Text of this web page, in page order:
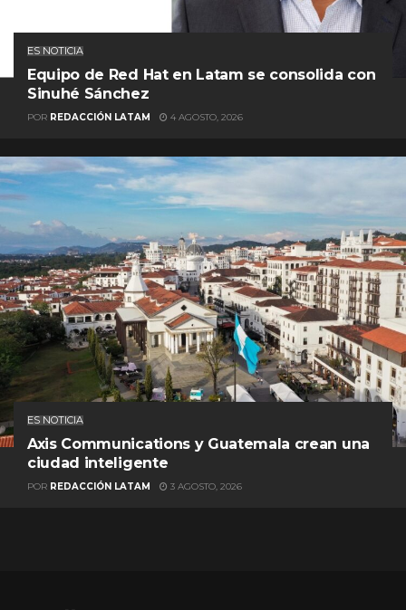
ES NOTICIA
Equipo de Red Hat en Latam se consolida con
Sinuhé Sánchez
POR REDACCIÓN LATAM 4 AGOSTO, 2026
ES NOTICIA
Axis Communications y Guatemala crean una
ciudad inteligente
POR REDACCIÓN LATAM 3 AGOSTO, 2026